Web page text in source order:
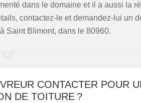
dans le domaine et il a aussi la
contactez-le et demandez-lui un
Saint Blimont, dans le 80960.
CONTACTER POUR
DE TOITURE ?